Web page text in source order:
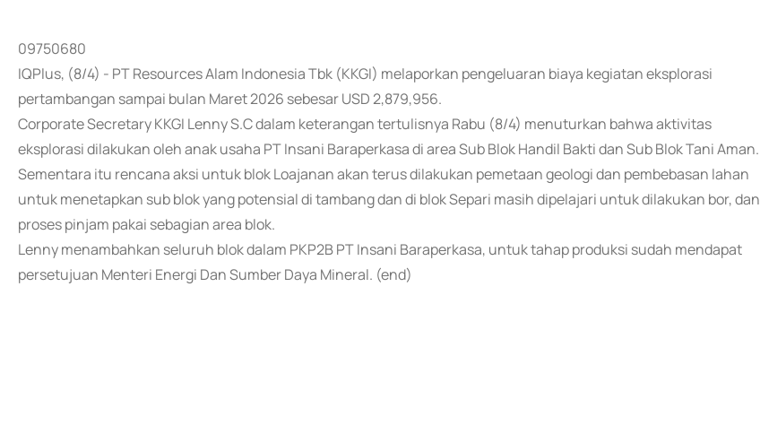
09750680
IQPlus, (8/4) - PT Resources Alam Indonesia Tbk (KKGI) melaporkan pengeluaran biaya kegiatan eksplorasi
pertambangan sampai bulan Maret 2026 sebesar USD 2,879,956.
Corporate Secretary KKGI Lenny S.C dalam keterangan tertulisnya Rabu (8/4) menuturkan bahwa aktivitas
eksplorasi dilakukan oleh anak usaha PT Insani Baraperkasa di area Sub Blok Handil Bakti dan Sub Blok Tani Aman.
Sementara itu rencana aksi untuk blok Loajanan akan terus dilakukan pemetaan geologi dan pembebasan lahan
untuk menetapkan sub blok yang potensial di tambang dan di blok Separi masih dipelajari untuk dilakukan bor, dan
proses pinjam pakai sebagian area blok.
Lenny menambahkan seluruh blok dalam PKP2B PT Insani Baraperkasa, untuk tahap produksi sudah mendapat
persetujuan Menteri Energi Dan Sumber Daya Mineral. (end)